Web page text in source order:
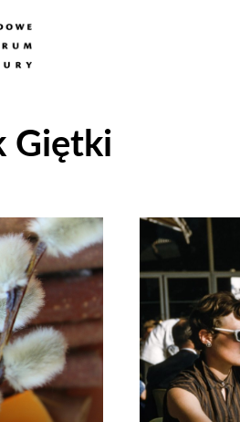
Giętki
Odtwarzacz
plików
dźwiękowych